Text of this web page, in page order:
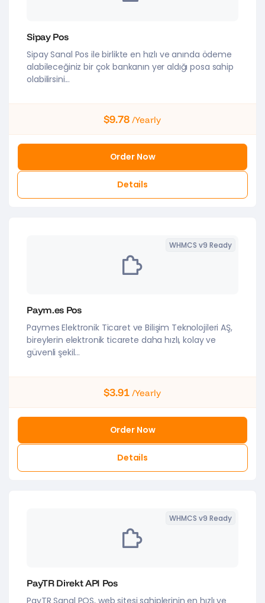
Sipay Pos
Sipay Sanal Pos ile birlikte en hızlı ve anında ödeme
alabileceğiniz bir çok bankanın yer aldığı posa sahip
olabilirsini...
$9.78 /Yearly
Order Now
Details
WHMCS v9 Ready
Paym.es Pos
Paymes Elektronik Ticaret ve Bilişim Teknolojileri AŞ,
bireylerin elektronik ticarete daha hızlı, kolay ve
güvenli şekil...
$3.91 /Yearly
Order Now
Details
WHMCS v9 Ready
PayTR Direkt API Pos
PayTR Sanal POS, web sitesi sahiplerinin en hızlı ve